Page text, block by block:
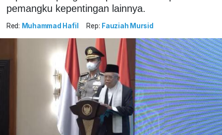
pemangku kepentingan lainnya.
Red: Muhammad Hafil Rep: Fauziah Mursid